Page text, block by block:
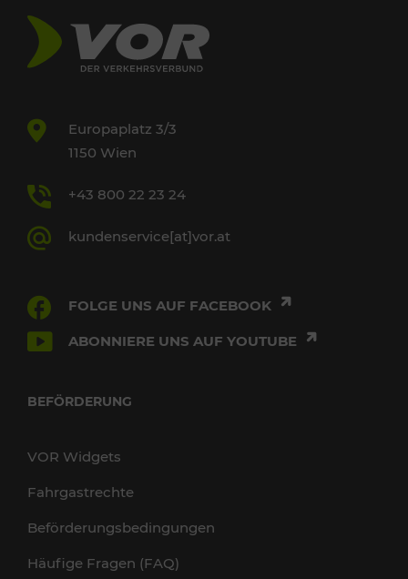
Europaplatz 3/3
1150 Wien
+43 800 22 23 24
kundenservice[at]vor.at
FOLGE UNS AUF FACEBOOK
ABONNIERE UNS AUF YOUTUBE
BEFÖRDERUNG
VOR Widgets
Fahrgastrechte
Beförderungsbedingungen
Häufige Fragen (FAQ)